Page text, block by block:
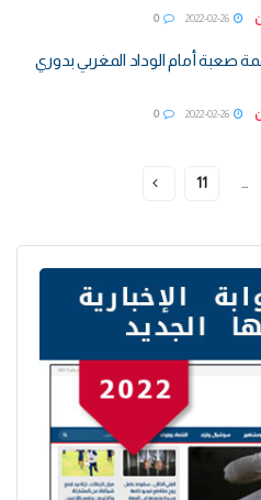
0
صعبة أمام الوداد المغربي بدوري
0
11